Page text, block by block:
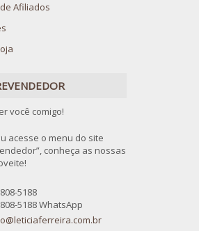
Afiliados
você comigo!
acesse o menu do site
conheça as nossas
5188
5188 WhatsApp